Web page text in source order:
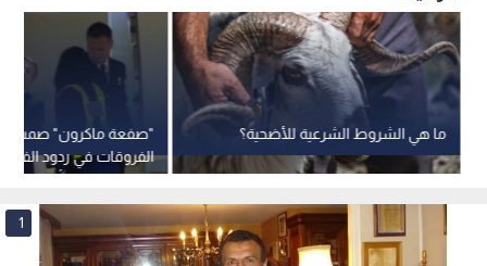
"صفعة ماكرون" صمت
الفروقات في ردود
بين الرجل والمرأة
ما هي الشروط الشرعية للأضحية؟
1